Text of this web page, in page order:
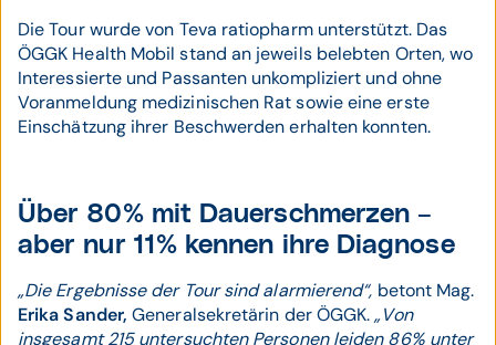
Die Tour wurde von Teva ratiopharm unterstützt. Das
ÖGGK Health Mobil stand an jeweils belebten Orten, wo
Interessierte und Passanten unkompliziert und ohne
Voranmeldung medizinischen Rat sowie eine erste
Einschätzung ihrer Beschwerden erhalten konnten.
Über 80% mit Dauerschmerzen –
aber nur 11% kennen ihre Diagnose
„Die Ergebnisse der Tour sind alarmierend“, betont Mag.
Erika Sander, Generalsekretärin der ÖGGK.„Von
insgesamt 215 untersuchten Personen leiden 86% unter